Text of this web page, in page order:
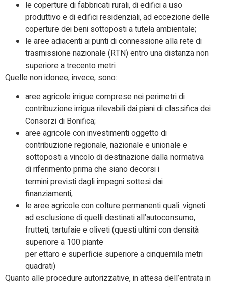
le coperture di fabbricati rurali, di edifici a uso
produttivo e di edifici residenziali, ad eccezione delle
coperture dei beni sottoposti a tutela ambientale;
le aree adiacenti ai punti di connessione alla rete di
trasmissione nazionale (RTN) entro una distanza non
superiore a trecento metri
Quelle non idonee, invece, sono:
aree agricole irrigue comprese nei perimetri di
contribuzione irrigua rilevabili dai piani di classifica dei
Consorzi di Bonifica;
aree agricole con investimenti oggetto di
contribuzione regionale, nazionale e unionale e
sottoposti a vincolo di destinazione dalla normativa
di riferimento prima che siano decorsi i
termini previsti dagli impegni sottesi dai
finanziamenti;
le aree agricole con colture permanenti quali: vigneti
ad esclusione di quelli destinati all’autoconsumo,
frutteti, tartufaie e oliveti (questi ultimi con densità
superiore a 100 piante
per ettaro e superficie superiore a cinquemila metri
quadrati)
Quanto alle procedure autorizzative, in attesa dell’entrata in